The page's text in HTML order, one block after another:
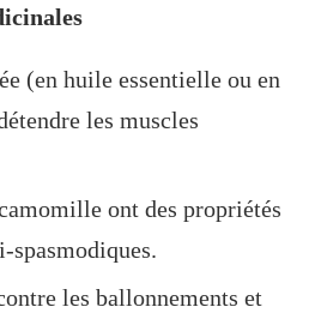
(en huile essentielle ou en
les muscles
ont des propriétés
spasmodiques.
les ballonnements et